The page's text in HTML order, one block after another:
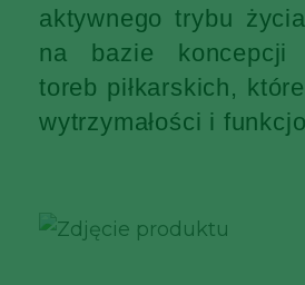
aktywnego trybu
na bazie koncepcji
toreb piłkarskich,
wytrzymałości i